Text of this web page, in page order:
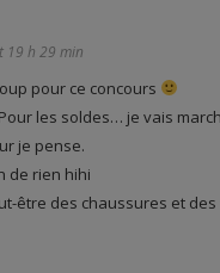
19 h 29 min
pour ce concours
les soldes… je vais
je pense.
de rien hihi
être des chaussures et